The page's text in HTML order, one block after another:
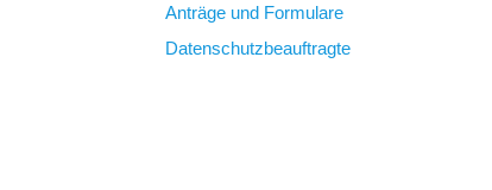
Anträge und Formulare
Datenschutzbeauftragte